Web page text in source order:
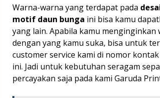
Warna-warna yang terdapat pada
motif daun bunga ini bisa kamu
yang lain. Apabila kamu menginginkan
dengan yang kamu suka, bisa untuk
customer service kami di nomor
ini. Jadi untuk kebutuhan seragam
percayakan saja pada kami Garuda